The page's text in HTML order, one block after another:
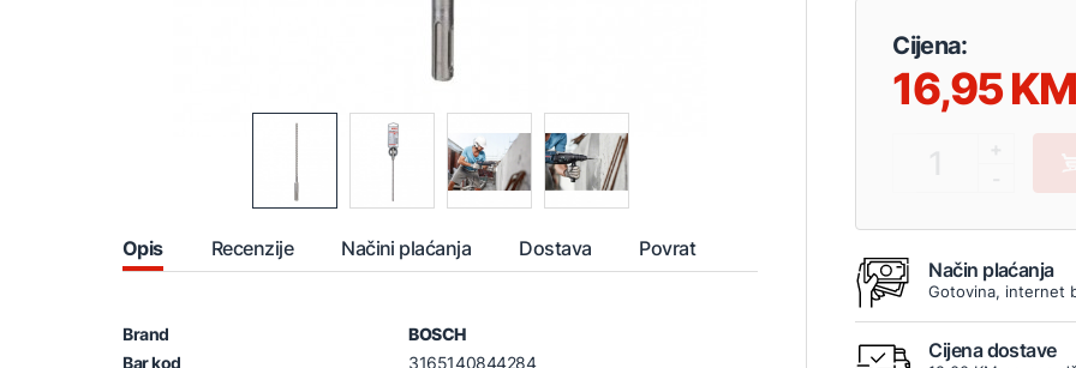
Opis Recenzije Načini plaćanja Dostava Povrat
Brand
BOSCH
Bar kod
3165140844284
Cijena:
16,95
Način plaćanja
Gotovina, internet
Cijena dostave